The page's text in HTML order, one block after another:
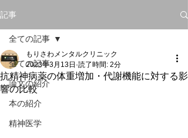
記事
全ての記事
論文の紹介
本の紹介
精神医学
全ての記事
抗精神病薬の体重増加・代謝機能に対する影
響の比較
もりさわメンタルクリニック
2023年3月13日 読了時間: 2分